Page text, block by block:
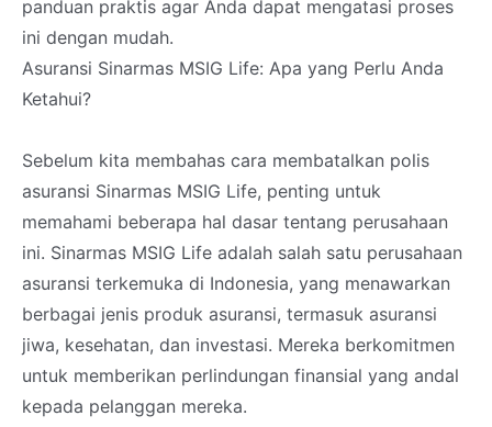
panduan praktis agar Anda dapat mengatasi proses
ini dengan mudah.
Asuransi Sinarmas MSIG Life: Apa yang Perlu Anda
Ketahui?
Sebelum kita membahas cara membatalkan polis
asuransi Sinarmas MSIG Life, penting untuk
memahami beberapa hal dasar tentang perusahaan
ini. Sinarmas MSIG Life adalah salah satu perusahaan
asuransi terkemuka di Indonesia, yang menawarkan
berbagai jenis produk asuransi, termasuk asuransi
jiwa, kesehatan, dan investasi. Mereka berkomitmen
untuk memberikan perlindungan finansial yang andal
kepada pelanggan mereka.